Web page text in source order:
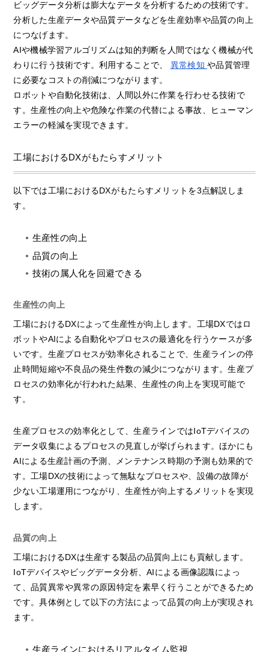
ビッグデータ分析は膨大なデータを分析するための技術です。
分析した生産データや品質データなどを生産効率や品質の向上
につなげます。
AIや機械学習アルゴリズムは知的判断を人間ではなく機械が代
わりに行う技術です。利用することで、 異常検知や品質管理
に必要なコストの削減につながります。
ロボットや自動化技術は、人間以外に作業を行わせる技術で
す。生産性の向上や危険な作業の代替による事故、ヒューマン
エラーの軽減を実現できます。
工場におけるDXがもたらすメリット
以下では工場におけるDXがもたらすメリットを3点解説しま
す。
生産性の向上
品質の向上
技術の属人化を回避できる
生産性の向上
工場におけるDXによって生産性が向上します。工場DXではロ
ボットやAIによる自動化やプロセスの最適化を行うケースが多
いです。生産プロセスが効率化されることで、生産ラインの停
止時間短縮や不良品の発生件数の減少につながります。生産プ
ロセスの効率化が行われた結果、生産性の向上を実現可能で
す。
生産プロセスの効率化として、生産ラインではIoTデバイスの
データ収集によるプロセスの見直しが挙げられます。ほかにも
AIによる生産計画の予測、メンテナンス時期の予測も効果的で
す。工場DXの技術によって無駄なプロセスや、設備の故障が
少ない工場運用につながり、生産性が向上するメリットを実現
します。
品質の向上
工場におけるDXは生産する製品の品質向上にも貢献します。
IoTデバイスやビッグデータ分析、AIによる画像認識によっ
て、品質異常や異常の原因特定を素早く行うことができるため
です。具体例として以下の方法によって品質の向上が実現され
ます。
生産ラインにおけるリアルタイム監視